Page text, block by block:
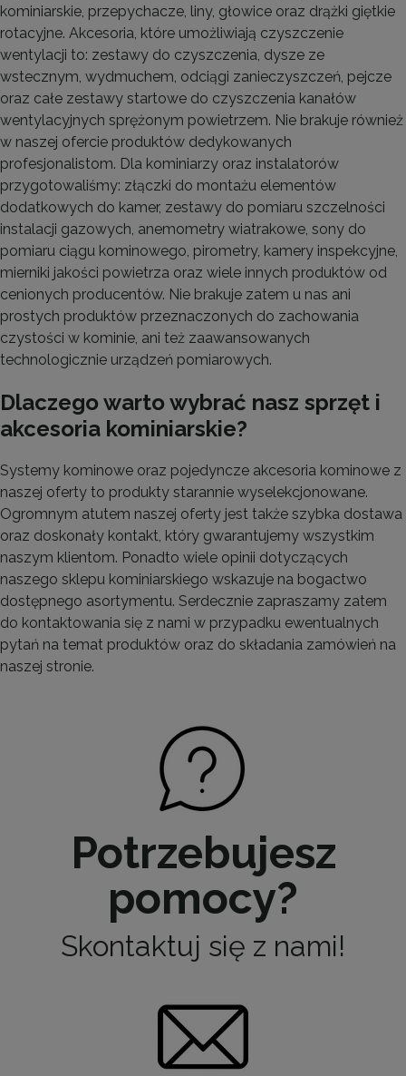
kominiarskie, przepychacze, liny, głowice oraz drążki giętkie
rotacyjne. Akcesoria, które umożliwiają czyszczenie
wentylacji to: zestawy do czyszczenia, dysze ze
wstecznym, wydmuchem, odciągi zanieczyszczeń, pejcze
oraz całe zestawy startowe do czyszczenia kanałów
wentylacyjnych sprężonym powietrzem. Nie brakuje również
w naszej ofercie produktów dedykowanych
profesjonalistom. Dla kominiarzy oraz instalatorów
przygotowaliśmy: złączki do montażu elementów
dodatkowych do kamer, zestawy do pomiaru szczelności
instalacji gazowych, anemometry wiatrakowe, sony do
pomiaru ciągu kominowego, pirometry, kamery inspekcyjne,
mierniki jakości powietrza oraz wiele innych produktów od
cenionych producentów. Nie brakuje zatem u nas ani
prostych produktów przeznaczonych do zachowania
czystości w kominie, ani też zaawansowanych
technologicznie urządzeń pomiarowych.
Dlaczego warto wybrać nasz sprzęt i
akcesoria kominiarskie?
Systemy kominowe oraz pojedyncze akcesoria kominowe z
naszej oferty to produkty starannie wyselekcjonowane.
Ogromnym atutem naszej oferty jest także szybka dostawa
oraz doskonały kontakt, który gwarantujemy wszystkim
naszym klientom. Ponadto wiele opinii dotyczących
naszego sklepu kominiarskiego wskazuje na bogactwo
dostępnego asortymentu. Serdecznie zapraszamy zatem
do kontaktowania się z nami w przypadku ewentualnych
pytań na temat produktów oraz do składania zamówień na
naszej stronie.
Potrzebujesz
pomocy?
Skontaktuj się z nami!